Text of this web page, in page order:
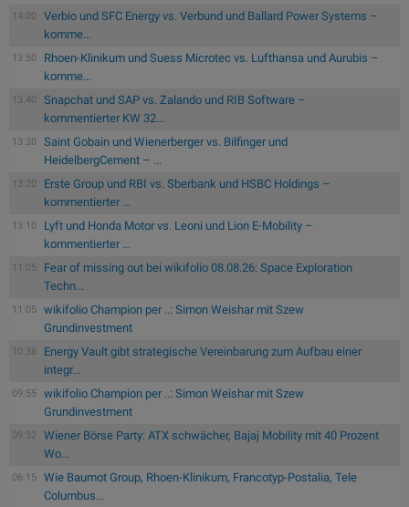
14:00
Verbio und SFC Energy vs. Verbund und Ballard Power Systems –
komme...
13:50
Rhoen-Klinikum und Suess Microtec vs. Lufthansa und Aurubis –
komme...
13:40
Snapchat und SAP vs. Zalando und RIB Software –
kommentierter KW 32...
13:30
Saint Gobain und Wienerberger vs. Bilfinger und
HeidelbergCement – ...
13:20
Erste Group und RBI vs. Sberbank und HSBC Holdings –
kommentierter ...
13:10
Lyft und Honda Motor vs. Leoni und Lion E-Mobility –
kommentierter ...
11:05
Fear of missing out bei wikifolio 08.08.26: Space Exploration
Techn...
11:05
wikifolio Champion per ..: Simon Weishar mit Szew
Grundinvestment
10:38
Energy Vault gibt strategische Vereinbarung zum Aufbau einer
integr...
09:55
wikifolio Champion per ..: Simon Weishar mit Szew
Grundinvestment
09:32
Wiener Börse Party: ATX schwächer, Bajaj Mobility mit 40 Prozent
Wo...
06:15
Wie Baumot Group, Rhoen-Klinikum, Francotyp-Postalia, Tele
Columbus...